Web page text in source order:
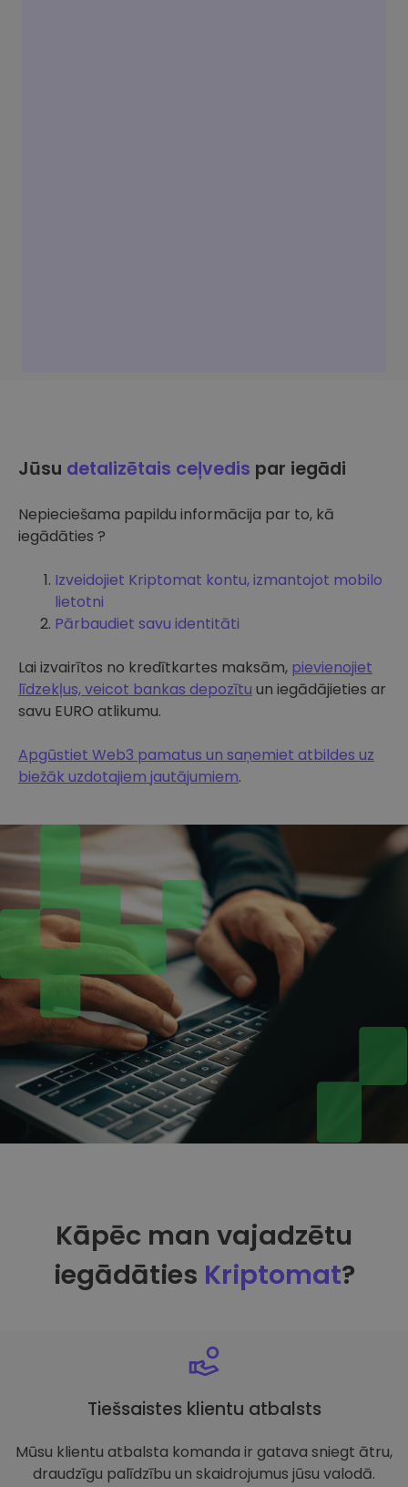
Jūsu detalizētais ceļvedis par iegādi
Nepieciešama papildu informācija par to, kā
iegādāties ?
Izveidojiet Kriptomat kontu, izmantojot mobilo
lietotni
Pārbaudiet savu identitāti
Lai izvairītos no kredītkartes maksām, pievienojiet
līdzekļus, veicot bankas depozītu un iegādājieties ar
savu EURO atlikumu.
Apgūstiet Web3 pamatus un saņemiet atbildes uz
biežāk uzdotajiem jautājumiem.
Kāpēc man vajadzētu
iegādāties Kriptomat?
Tiešsaistes klientu atbalsts
Mūsu klientu atbalsta komanda ir gatava sniegt ātru,
draudzīgu palīdzību un skaidrojumus jūsu valodā.